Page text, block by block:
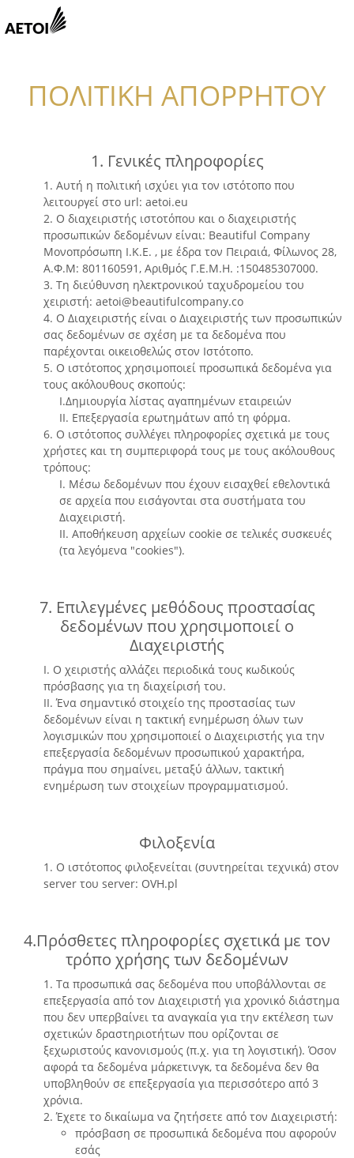
ΠΟΛΙΤΙΚΗ ΑΠΟΡΡΗΤΟΥ
1. Γενικές πληροφορίες
1. Αυτή η πολιτική ισχύει για τον ιστότοπο που
λειτουργεί στο url: aetoi.eu
2. Ο διαχειριστής ιστοτόπου και ο διαχειριστής
προσωπικών δεδομένων είναι: Beautiful Company
Μονοπρόσωπη Ι.Κ.Ε. , με έδρα τον Πειραιά, Φίλωνος 28,
Α.Φ.Μ: 801160591, Αριθμός Γ.Ε.Μ.Η. :150485307000.
3. Τη διεύθυνση ηλεκτρονικού ταχυδρομείου του
χειριστή: aetoi@beautifulcompany.co
4. Ο Διαχειριστής είναι ο Διαχειριστής των προσωπικών
σας δεδομένων σε σχέση με τα δεδομένα που
παρέχονται οικειοθελώς στον Ιστότοπο.
5. Ο ιστότοπος χρησιμοποιεί προσωπικά δεδομένα για
τους ακόλουθους σκοπούς:
I.Δημιουργία λίστας αγαπημένων εταιρειών
II. Επεξεργασία ερωτημάτων από τη φόρμα.
6. Ο ιστότοπος συλλέγει πληροφορίες σχετικά με τους
χρήστες και τη συμπεριφορά τους με τους ακόλουθους
τρόπους:
I. Μέσω δεδομένων που έχουν εισαχθεί εθελοντικά
σε αρχεία που εισάγονται στα συστήματα του
Διαχειριστή.
II. Αποθήκευση αρχείων cookie σε τελικές συσκευές
(τα λεγόμενα "cookies").
7. Επιλεγμένες μεθόδους προστασίας
δεδομένων που χρησιμοποιεί ο
Διαχειριστής
I. Ο χειριστής αλλάζει περιοδικά τους κωδικούς
πρόσβασης για τη διαχείρισή του.
II. Ένα σημαντικό στοιχείο της προστασίας των
δεδομένων είναι η τακτική ενημέρωση όλων των
λογισμικών που χρησιμοποιεί ο Διαχειριστής για την
επεξεργασία δεδομένων προσωπικού χαρακτήρα,
πράγμα που σημαίνει, μεταξύ άλλων, τακτική
ενημέρωση των στοιχείων προγραμματισμού.
Φιλοξενία
1. Ο ιστότοπος φιλοξενείται (συντηρείται τεχνικά) στον
server του server: OVH.pl
4.Πρόσθετες πληροφορίες σχετικά με τον
τρόπο χρήσης των δεδομένων
1. Τα προσωπικά σας δεδομένα που υποβάλλονται σε
επεξεργασία από τον Διαχειριστή για χρονικό διάστημα
που δεν υπερβαίνει τα αναγκαία για την εκτέλεση των
σχετικών δραστηριοτήτων που ορίζονται σε
ξεχωριστούς κανονισμούς (π.χ. για τη λογιστική). Όσον
αφορά τα δεδομένα μάρκετινγκ, τα δεδομένα δεν θα
υποβληθούν σε επεξεργασία για περισσότερο από 3
χρόνια.
2. Έχετε το δικαίωμα να ζητήσετε από τον Διαχειριστή:
πρόσβαση σε προσωπικά δεδομένα που αφορούν
εσάς